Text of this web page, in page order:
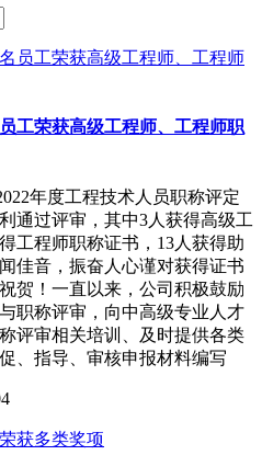
工荣获高级工程师、工程师职
年度工程技术人员职称评定
通过评审，其中3人获得高级工
工程师职称证书，13人获得助
佳音，振奋人心谨对获得证书
贺！一直以来，公司积极鼓励
职称评审，向中高级专业人才
评审相关培训、及时提供各类
、指导、审核申报材料编写